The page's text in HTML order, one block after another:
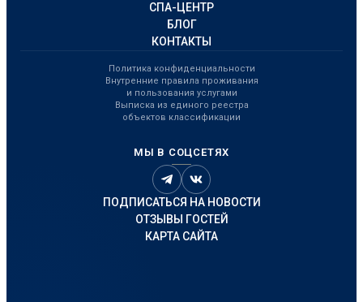
СПА-ЦЕНТР
БЛОГ
КОНТАКТЫ
Политика конфиденциальности
Внутренние правила проживания
и пользования услугами
Выписка из единого реестра
объектов классификации
МЫ В СОЦСЕТЯХ
ПОДПИСАТЬСЯ НА НОВОСТИ
ОТЗЫВЫ ГОСТЕЙ
КАРТА САЙТА